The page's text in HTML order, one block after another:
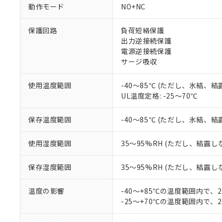
動作モード NO+NC
保護回路
負荷短絡保護
出力逆接続保護
電源逆接続保護
サージ吸収
使用温度範囲
-40～85℃ (ただし、氷結、結
UL温度定格: -25～70℃
保存温度範囲 -40～85℃ (ただし、氷結、結
使用湿度範囲 35～95%RH (ただし、結露し
保存湿度範囲 35～95%RH (ただし、結露し
温度の影響
-40～+85℃の温度範囲内で
-25～+70℃の温度範囲内で
ご利用条件
以下の条件をお読
本サービス
くものです。
当社制御機
のであり、
い。
当社販売員に
オムロン制
在庫状況お
す。
マイパーツ
ている必要
調査・確認中：
非該当品：ライセ
仕入先様の事情に
があります。
*EU RoHS指令（10物質
鉛(Pb) 1000ppm以下、
六価クロム(Cr(Ⅵ))
フタル酸ビス(2-エチル
但し、RoHS指令で産
フタル酸エステル類の
※2 対応予定月
部品在庫の切り替
※3 非含有証明
※1 中国
「－」：未確認で
*中国RoHS10物質の基
Pb(鉛) :1000ppm、
Cr(Ⅵ)(六価クロム) :
DBP(フタル酸ジブチル
DEHP(フタル酸ビス(2-
「ｅ」：有害物質
「10」：通常の使
味します。
「－」：未確認で
当社は、こ
う）を輸出
などの必要な
当社は規制
ます。
当社は貴社
当社は、貴
また当社は
たしません。
記
号
説明
○ 一定数
△ 一定数
－
在庫な
機器販
空
白
受注生